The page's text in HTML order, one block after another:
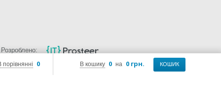
В кошику 0 на 0 грн. КОШИК
порівнянні 0
Розроблено: